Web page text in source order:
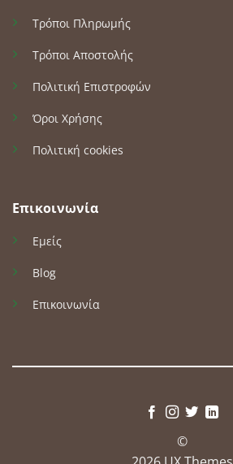
Τρόποι Πληρωμής
Τρόποι Αποστολής
Πολιτική Επιστροφών
Όροι Χρήσης
Πολιτική cookies
Επικοινωνία
Εμείς
Blog
Επικοινωνία
©